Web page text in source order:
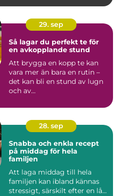
29. sep
Så lagar du perfekt te för
en avkopplande stund
Att brygga en kopp te kan
vara mer än bara en rutin –
det kan bli en stund av lugn
och av...
28. sep
Snabba och enkla recept
på middag för hela
familjen
Att laga middag till hela
familjen kan ibland kännas
stressigt, särskilt efter en lå...